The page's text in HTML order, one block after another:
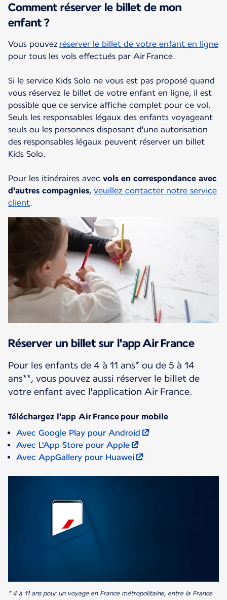
Comment réserver le billet de mon
enfant ?
Vous pouvez réserver le billet de votre enfant en ligne
pour tous les vols effectués par Air France.
Si le service Kids Solo ne vous est pas proposé quand
vous réservez le billet de votre enfant en ligne, il est
possible que ce service affiche complet pour ce vol.
Seuls les responsables légaux des enfants voyageant
seuls ou les personnes disposant d'une autorisation
des responsables légaux peuvent réserver un billet
Kids Solo.
Pour les itinéraires avec vols en correspondance avec
d'autres compagnies, veuillez contacter notre service
client.
Réserver un billet sur l'app Air France
Pour les enfants de 4 à 11 ans* ou de 5 à 14
ans**, vous pouvez aussi réserver le billet de
votre enfant avec l'application Air France.
Téléchargez l'app Air France pour mobile
Avec Google Play pour Android
Avec L'App Store pour Apple
Avec AppGallery pour Huawei
* 4 à 11 ans pour un voyage en France métropolitaine, entre la France